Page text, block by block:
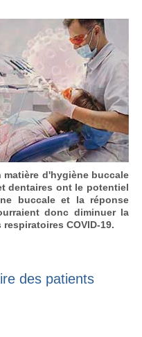
d'hygiène buccale
dentaires ont le potentiel
buccale et la réponse
donc diminuer la
COVID-19.
des patients